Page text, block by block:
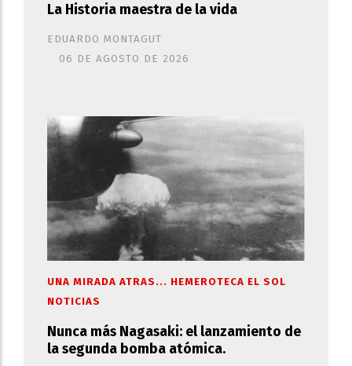
La Historia maestra de la vida
EDUARDO MONTAGUT
06 DE AGOSTO DE 2026
Nunca más Nagasaki: el lanzamiento de
la segunda bomba atómica.
UNA MIRADA ATRAS... HEMEROTECA EL SOL
NOTICIAS